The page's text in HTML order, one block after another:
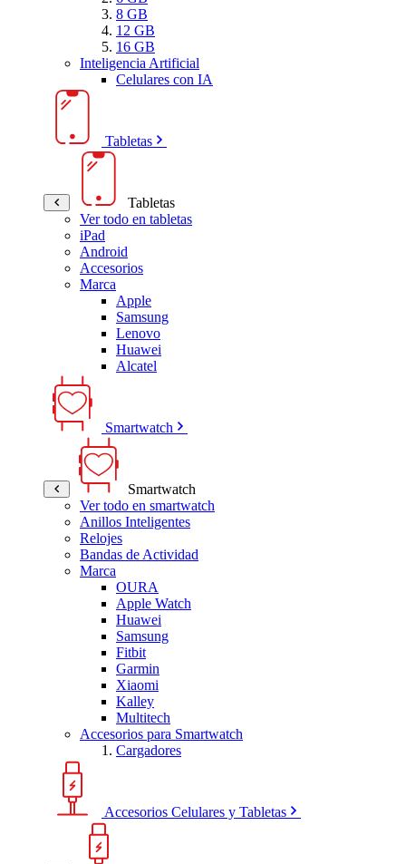
8 GB
12 GB
16 GB
Inteligencia Artificial
Celulares con IA
Tabletas
Tabletas
Ver todo en tabletas
iPad
Android
Accesorios
Marca
Apple
Samsung
Lenovo
Huawei
Alcatel
Smartwatch
Smartwatch
Ver todo en smartwatch
Anillos Inteligentes
Relojes
Bandas de Actividad
Marca
OURA
Apple Watch
Huawei
Samsung
Fitbit
Garmin
Xiaomi
Kalley
Multitech
Accesorios para Smartwatch
Cargadores
Accesorios Celulares y Tabletas